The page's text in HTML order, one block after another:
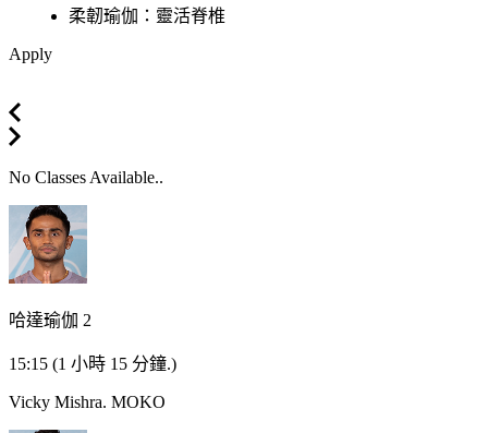
柔韌瑜伽：靈活脊椎
Apply
No Classes Available..
哈達瑜伽 2
15:15 (1 小時 15 分鐘.)
Vicky Mishra. MOKO